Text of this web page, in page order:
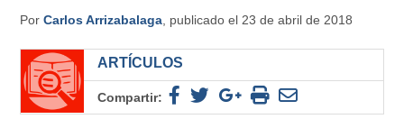
PorCarlos Arrizabalaga , publicado el 23 de abril de 2018
ARTÍCULOS
Compartir: